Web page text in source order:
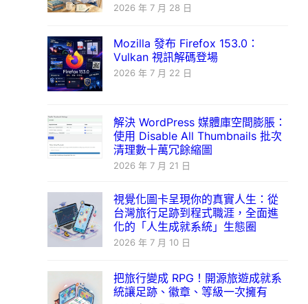
2026 年 7 月 28 日
Mozilla 發布 Firefox 153.0：
Vulkan 視訊解碼登場
2026 年 7 月 22 日
解決 WordPress 媒體庫空間膨脹：
使用 Disable All Thumbnails 批次
清理數十萬冗餘縮圖
2026 年 7 月 21 日
視覺化圖卡呈現你的真實人生：從
台灣旅行足跡到程式職涯，全面進
化的「人生成就系統」生態圈
2026 年 7 月 10 日
把旅行變成 RPG！開源旅遊成就系
統讓足跡、徽章、等級一次擁有